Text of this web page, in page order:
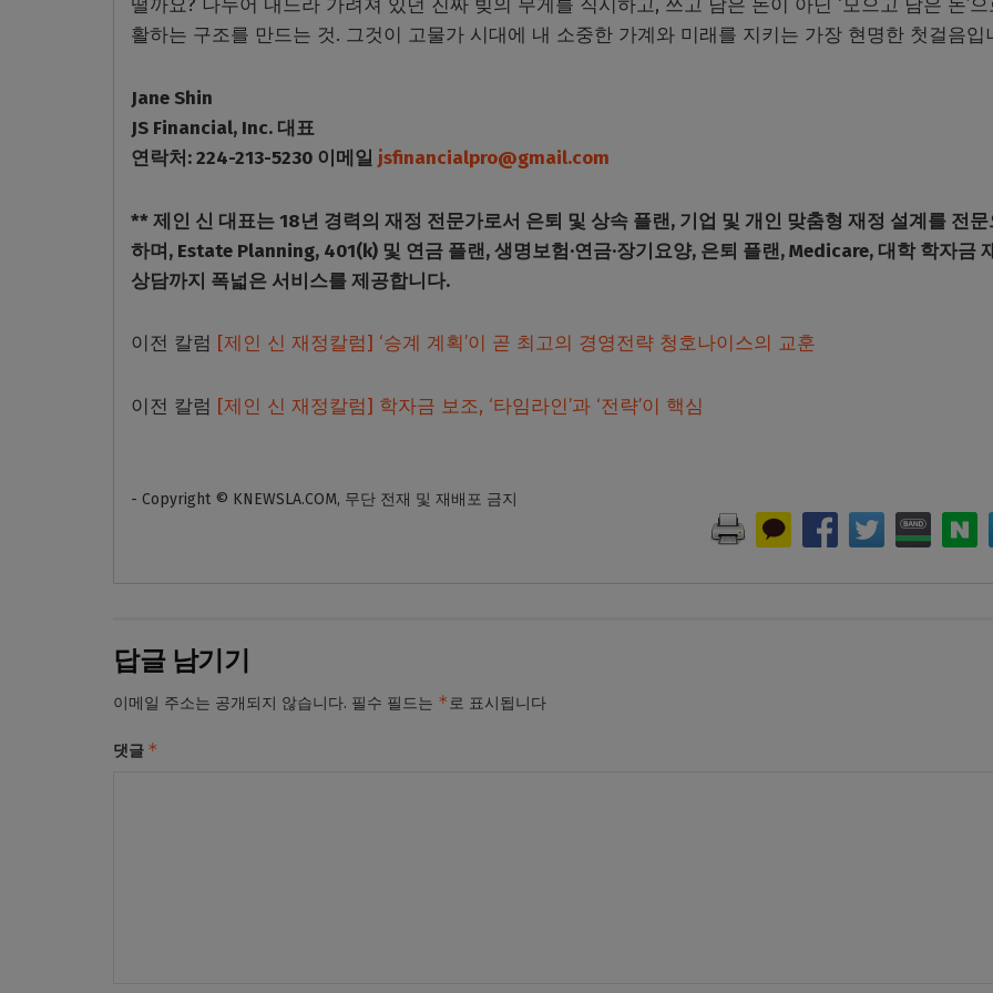
떨까요? 나누어 내느라 가려져 있던 진짜 빚의 무게를 직시하고, 쓰고 남은 돈이 아닌 ‘모으고 남은 돈’으
활하는 구조를 만드는 것. 그것이 고물가 시대에 내 소중한 가계와 미래를 지키는 가장 현명한 첫걸음입
Jane Shin
JS Financial, Inc. 대표
연락처: 224-213-5230 이메일 jsfinancialpro@gmail.com
** 제인 신 대표는 18년 경력의 재정 전문가로서 은퇴 및 상속 플랜, 기업 및 개인 맞춤형 재정 설계를 전
하며, Estate Planning, 401(k) 및 연금 플랜, 생명보험·연금·장기요양, 은퇴 플랜, Medicare, 대학 학자금
상담까지 폭넓은 서비스를 제공합니다.
이전 칼럼 [제인 신 재정칼럼] ‘승계 계획’이 곧 최고의 경영전략 청호나이스의 교훈
이전 칼럼 [제인 신 재정칼럼] 학자금 보조, ‘타임라인’과 ‘전략’이 핵심
- Copyright © KNEWSLA.COM, 무단 전재 및 재배포 금지
답글 남기기
이메일 주소는 공개되지 않습니다. 필수 필드는 *로 표시됩니다
댓글 *